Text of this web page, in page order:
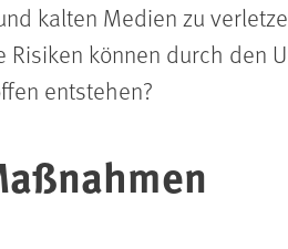
kalten Medien zu
Risiken können durch den
entstehen?